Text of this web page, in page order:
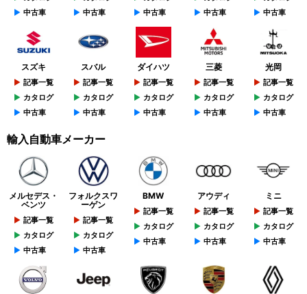
中古車
中古車
中古車
中古車
中古車
スズキ
記事一覧
カタログ
中古車
スバル
記事一覧
カタログ
中古車
ダイハツ
記事一覧
カタログ
中古車
三菱
記事一覧
カタログ
中古車
光岡
記事一覧
カタログ
中古車
輸入自動車メーカー
メルセデス・
ベンツ
記事一覧
カタログ
中古車
フォルクスワ
ーゲン
記事一覧
カタログ
中古車
BMW
記事一覧
カタログ
中古車
アウディ
記事一覧
カタログ
中古車
ミニ
記事一覧
カタログ
中古車